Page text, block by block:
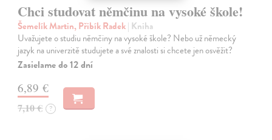
Chci studovat němčinu na vysoké škole!
Šemelík Martin, Přibík Radek| Kniha
Uvažujete o studiu němčiny na vysoké škole? Nebo už německý
jazyk na univerzitě studujete a své znalosti si chcete jen osvěžit?
Zasielame do 12 dní
6,89 €
7,10 € ?